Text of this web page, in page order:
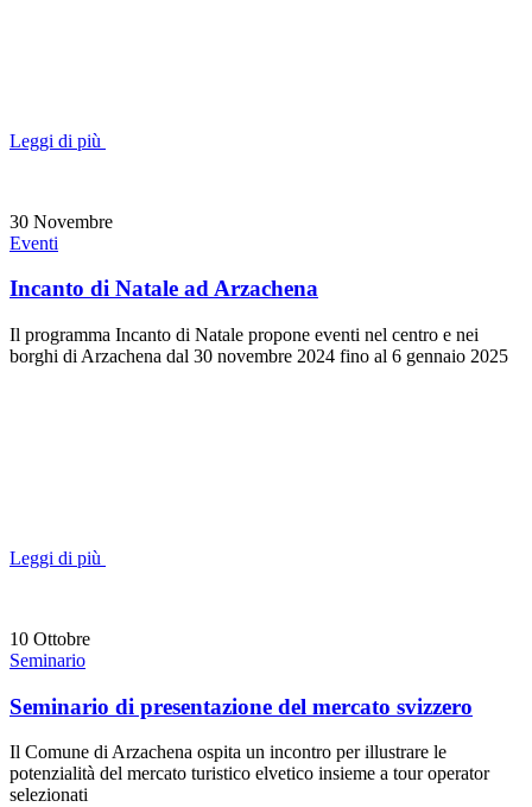
Leggi di più
30 Novembre
Eventi
Incanto di Natale ad Arzachena
Il programma Incanto di Natale propone eventi nel centro e nei
borghi di Arzachena dal 30 novembre 2024 fino al 6 gennaio 2025
Leggi di più
10 Ottobre
Seminario
Seminario di presentazione del mercato svizzero
Il Comune di Arzachena ospita un incontro per illustrare le
potenzialità del mercato turistico elvetico insieme a tour operator
selezionati